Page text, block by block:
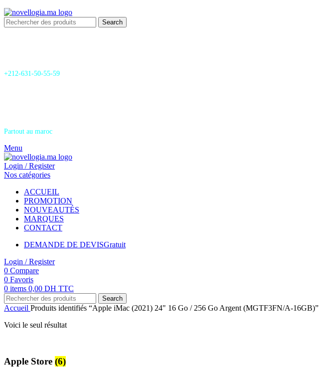
Search
+212-631-50-55-59
Partout au maroc
Menu
Login / Register
Nos catégories
ACCUEIL
PROMOTION
NOUVEAUTÉS
MARQUES
CONTACT
DEMANDE DE DEVISGratuit
Login / Register
0 Compare
0 Favoris
0 items 0,00 DH TTC
Search
Accueil Produits identifiés “Apple iMac (2021) 24" 16 Go / 256 Go Argent (MGTF3FN/A-16GB)”
Voici le seul résultat
Apple Store (6)